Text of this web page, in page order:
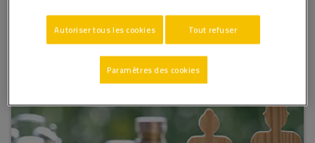
Tout refuser
Autoriser tous les cookies
Paramètres des cookies